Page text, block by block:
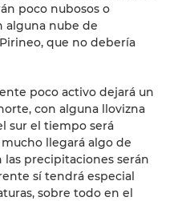
poco nubosos o
alguna nube de
que no debería
poco activo dejará un
con alguna llovizna
sur el tiempo será
llegará algo de
las precipitaciones serán
sí tendrá especial
sobre todo en el